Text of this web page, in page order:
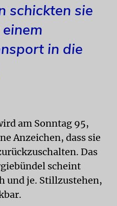
schickten sie
in die
am Sonntag 95,
Anzeichen, dass sie
Das
scheint
und je. Stillzustehen,